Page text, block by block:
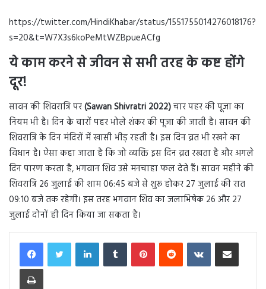
https://twitter.com/HindiKhabar/status/1551755014276018176?
s=20&t=W7X3s6koPeMtWZBpueACfg
ये काम करने से जीवन से सभी तरह के कष्ट होंगे
दूर!
सावन की शिवरात्रि पर(Sawan Shivratri 2022)चार पहर की पूजा का
नियम भी है। दिन के चारों पहर भोले शंकर की पूजा की जाती है। सावन की
शिवरात्रि के दिन मंदिरों में खासी भीड़ रहती है। इस दिन व्रत भी रखने का
विधान है। ऐसा कहा जाता है कि जो व्यक्ति इस दिन व्रत रखता है और अगले
दिन पारण करता है, भगवान शिव उसे मनचाहा फल देते हैं। सावन महीने की
शिवरात्रि 26 जुलाई की शाम 06:45 बजे से शुरू होकर 27 जुलाई की रात
09:10 बजे तक रहेगी। इस तरह भगवान शिव का जलाभिषेक 26 और 27
जुलाई दोनों ही दिन किया जा सकता है।
LinkedInTumblr PinterestReddit VKontakteShare via Email
Print